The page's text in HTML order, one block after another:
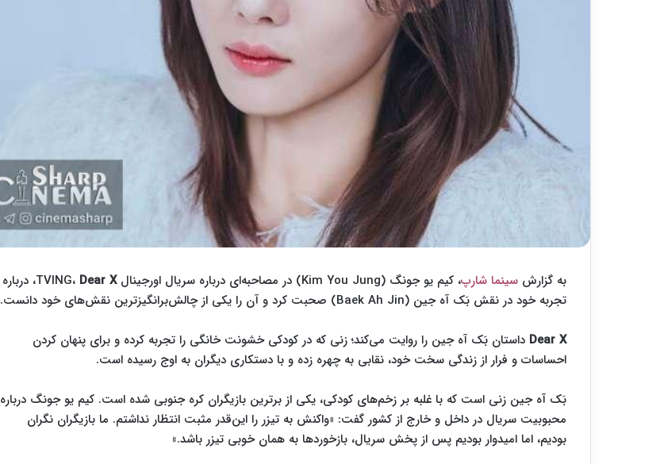
به گزارش سینما شارپ، کیم یو جونگ (Kim You Jung) در مصاحبه‌ای درباره سریال اورجینال TVING، Dear X
، درباره
تجربه خود در نقش بَک آه جین (Baek Ah Jin) صحبت کرد و آن را یکی از چالش‌برانگیزترین نقش‌های خود دانست.
Dear X داستان بَک آه جین را روایت می‌کند؛ زنی که در کودکی خشونت خانگی را تجربه کرده و برای پنهان کردن
احساسات و فرار از زندگی سخت خود، نقابی به چهره زده و با دستکاری دیگران به اوج رسیده است.
بَک آه جین زنی است که با غلبه بر زخم‌های کودکی، یکی از برترین بازیگران کره جنوبی شده است. کیم یو جونگ درباره
محبوبیت سریال در داخل و خارج از کشور گفت: «واکنش به تیزر را این‌قدر مثبت انتظار نداشتم. ما بازیگران نگران
بودیم، اما امیدوار بودیم پس از پخش سریال، بازخوردها به همان خوبی تیزر باشد.»